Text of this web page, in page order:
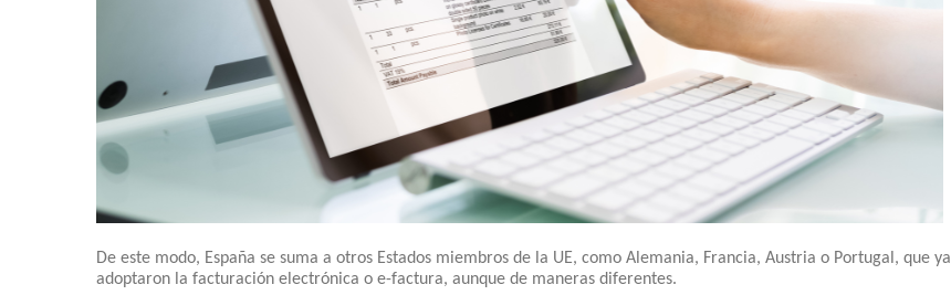
De este modo, España se suma a otros Estados miembros de la UE, como Alemania, Francia, Austria o Portugal, que ya
adoptaron la facturación electrónica o e-factura, aunque de maneras diferentes.